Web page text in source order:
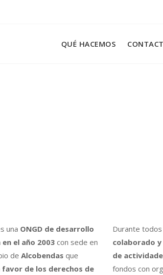
QUÉ HACEMOS
una ONGD de desarrollo
el año 2003con sede en
de Alcobendas que
favor de los derechos de
Durante
colaborado
de
fondos con